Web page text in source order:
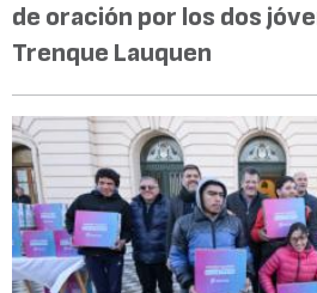
de oración por los dos
Trenque Lauquen